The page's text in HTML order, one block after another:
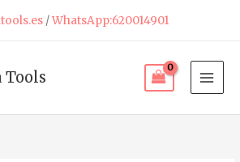
/WhatsApp:620014901
Tools